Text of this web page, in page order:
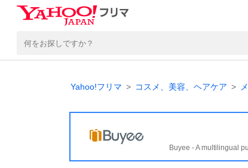
Yahoo!フリマ コスメ、美容、ヘアケア
Buyee - A multilingual